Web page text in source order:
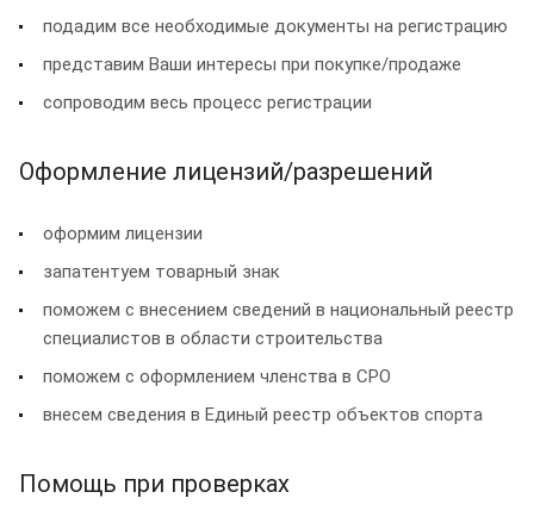
подадим все необходимые документы на регистрацию
представим Ваши интересы при покупке/продаже
сопроводим весь процесс регистрации
Оформление лицензий/разрешений
оформим лицензии
запатентуем товарный знак
поможем с внесением сведений в национальный реестр
специалистов в области строительства
поможем с оформлением членства в СРО
внесем сведения в Единый реестр объектов спорта
Помощь при проверках